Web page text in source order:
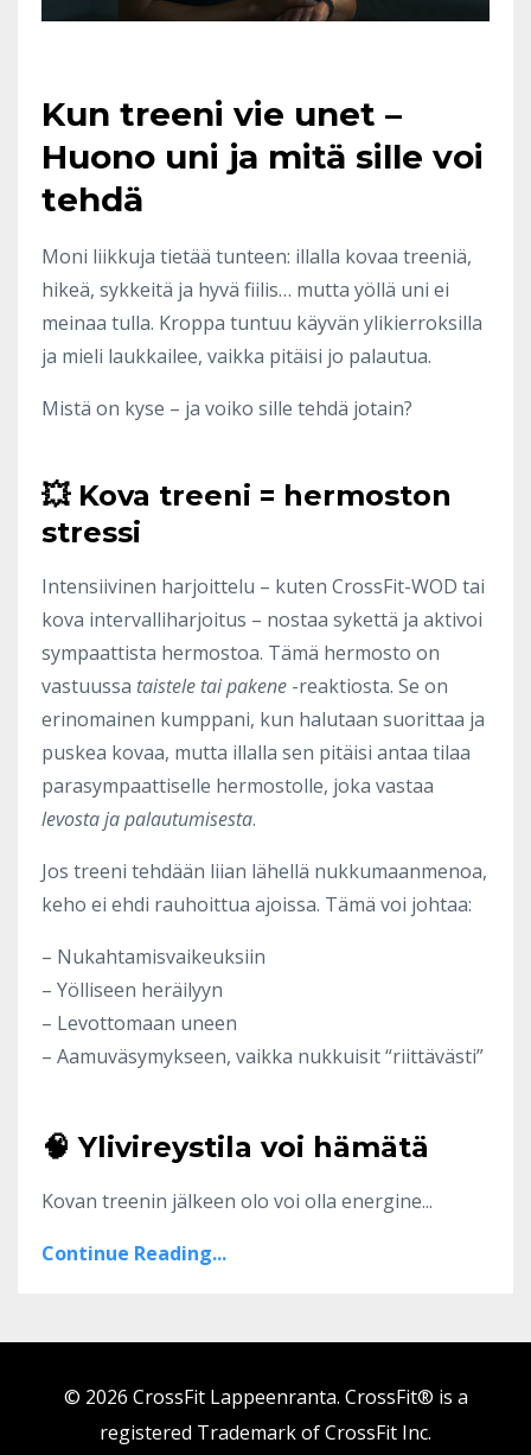
Kun treeni vie unet –
Huono uni ja mitä sille voi
tehdä
Moni liikkuja tietää tunteen: illalla kovaa treeniä,
hikeä, sykkeitä ja hyvä fiilis… mutta yöllä uni ei
meinaa tulla. Kroppa tuntuu käyvän ylikierroksilla
ja mieli laukkailee, vaikka pitäisi jo palautua.
Mistä on kyse – ja voiko sille tehdä jotain?
💥 Kova treeni = hermoston
stressi
Intensiivinen harjoittelu – kuten CrossFit-WOD tai
kova intervalliharjoitus – nostaa sykettä ja aktivoi
sympaattista hermostoa. Tämä hermosto on
vastuussa taistele tai pakene -reaktiosta. Se on
erinomainen kumppani, kun halutaan suorittaa ja
puskea kovaa, mutta illalla sen pitäisi antaa tilaa
parasympaattiselle hermostolle, joka vastaa
levosta ja palautumisesta.
Jos treeni tehdään liian lähellä nukkumaanmenoa,
keho ei ehdi rauhoittua ajoissa. Tämä voi johtaa:
– Nukahtamisvaikeuksiin
– Yölliseen heräilyyn
– Levottomaan uneen
– Aamuväsymykseen, vaikka nukkuisit “riittävästi”
🧠 Ylivireystila voi hämätä
Kovan treenin jälkeen olo voi olla energine...
Continue Reading...
© 2026 CrossFit Lappeenranta. CrossFit® is a
registered Trademark of CrossFit Inc.